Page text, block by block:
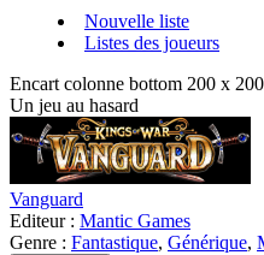
Nouvelle liste
Listes des joueurs
Encart colonne bottom 200 x
Un jeu au hasard
Vanguard
Editeur : Mantic Games
Genre : Fantastique, Générique,